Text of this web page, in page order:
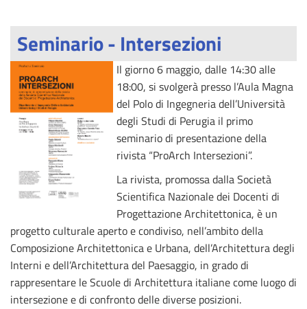
Seminario - Intersezioni
Il giorno 6 maggio, dalle 14:30 alle
18:00, si svolgerà presso l’Aula Magna
del Polo di Ingegneria dell’Università
degli Studi di Perugia il primo
seminario di presentazione della
rivista “ProArch Intersezioni”.
La rivista, promossa dalla Società
Scientifica Nazionale dei Docenti di
Progettazione Architettonica, è un
progetto culturale aperto e condiviso, nell’ambito della
Composizione Architettonica e Urbana, dell’Architettura degli
Interni e dell’Architettura del Paesaggio, in grado di
rappresentare le Scuole di Architettura italiane come luogo di
intersezione e di confronto delle diverse posizioni.